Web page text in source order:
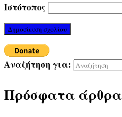
Ιστότοπος
Αναζήτηση για:
Πρόσφατα άρθρα